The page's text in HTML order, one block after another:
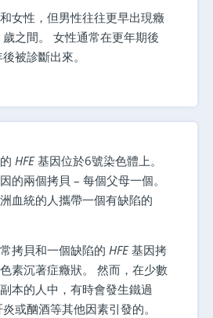
女性，但男性往往更早出現癥
之間。 女性通常在更年期後
被診斷出來。
HFE基因位於6號染色體上。
的兩個拷貝 – 每個父母一個。
血統的人攜帶一個有缺陷的
拷貝和一個缺陷的HFE基因拷
素沉著症癥狀。 然而，在少數
本的人中，有時會發生鐵過
或酗酒等其他因素引發的。